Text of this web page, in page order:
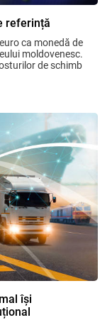
Finanțelor
inovativă pentru
de capital
crește
nou în
referință
ca monedă de
moldovenesc.
de schimb
își